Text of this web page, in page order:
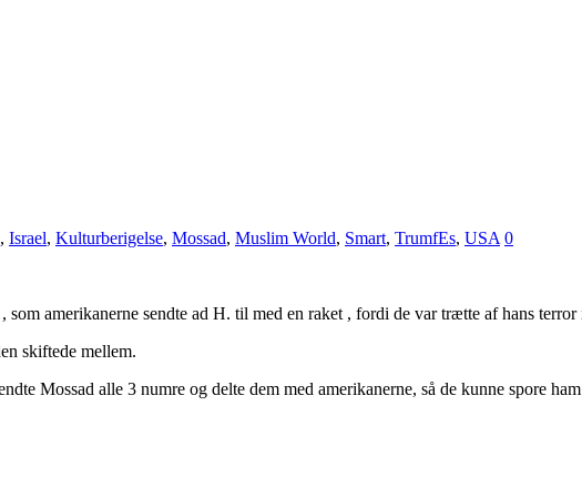
, Israel, Kulturberigelse, Mossad, Muslim World, Smart, TrumfEs, USA 0
som amerikanerne sendte ad H. til med en raket , fordi de var trætte af hans
skiftede mellem.
Mossad alle 3 numre og delte dem med amerikanerne, så de kunne spore